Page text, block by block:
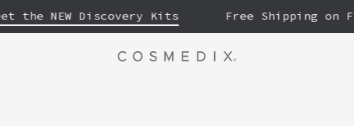
NEW Discovery Kits Free Shipping on